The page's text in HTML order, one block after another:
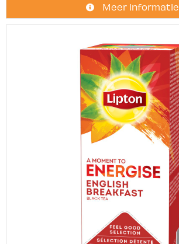
Meer informatie